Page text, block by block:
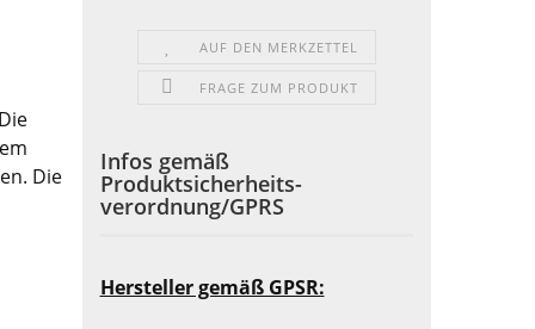
AUF DEN MERKZETTEL
FRAGE ZUM PRODUKT
Infos gemäß
Produktsicherheits-
verordnung/GPRS
Hersteller gemäß GPSR:
Die